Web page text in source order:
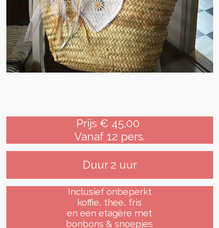
Prijs € 45,00
Vanaf 12 pers.
Duur 2 uur
Inclusief onbeperkt
koffie, thee, fris
en een etagère met
bonbons & snoepjes